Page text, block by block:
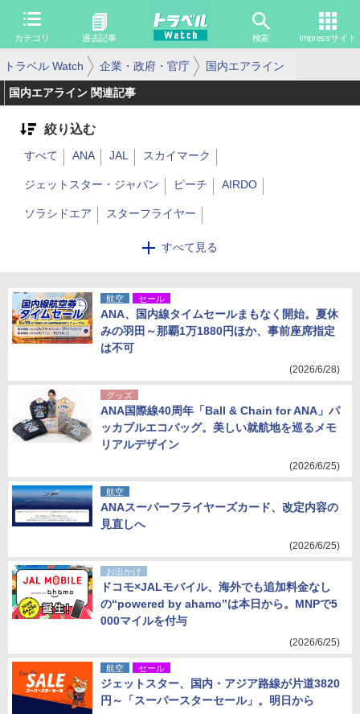
カテゴリ 過去記事 検索 Impressサイト
トラベル Watch 企業・政府・官庁 国内エアライン
国内エアライン 関連記事
絞り込む
すべて見る
すべて ANA JAL スカイマーク
ジェットスター・ジャパン ピーチ AIRDO
ソラシドエア スターフライヤー
フジドリームエアラインズ バニラエア
トキエア 航空 セール
ANA、国内線タイムセールまもなく開始。夏休
みの羽田～那覇1万1880円ほか、事前座席指定
は不可
(2026/6/28)
グッズ
ANA国際線40周年「Ball & Chain for ANA」パ
ッカブルエコバッグ。美しい就航地を巡るメモ
リアルデザイン
(2026/6/25)
航空
ANAスーパーフライヤーズカード、改定内容の
見直しへ
(2026/6/25)
お出かけ
ドコモ×JALモバイル、海外でも追加料金なし
の“powered by ahamo”は本日から。MNPで5
000マイルを付与
(2026/6/25)
航空 セール
ジェットスター、国内・アジア路線が片道3820
円～「スーパースターセール」。明日から